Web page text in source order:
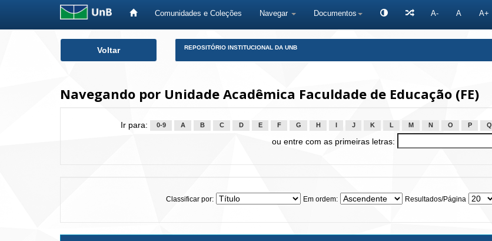
Comunidades e Coleções Navegar Documentos A- A A+
Voltar REPOSITÓRIO INSTITUCIONAL DA UNB
Navegando por Unidade Acadêmica Faculdade de Educação (FE)
Ir para: 0-9 A B C D E F G H J K L M N O P Q
ou entre com as primeiras letras:
Classificar por: Em ordem: Resultados/Página